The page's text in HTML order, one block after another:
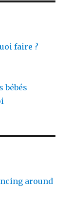
faire ?
bébés
around